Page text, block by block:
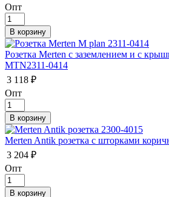
Опт
Розетка Merten с заземлением и с
MTN2311-0414
3 118 ₽
Опт
Merten Antik розетка с шторками
3 204 ₽
Опт